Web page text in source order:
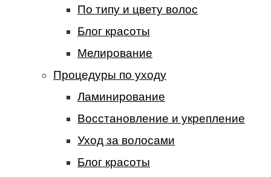
По типу и цвету волос
Блог красоты
Мелирование
Процедуры по уходу
Ламинирование
Восстановление и укрепление
Уход за волосами
Блог красоты